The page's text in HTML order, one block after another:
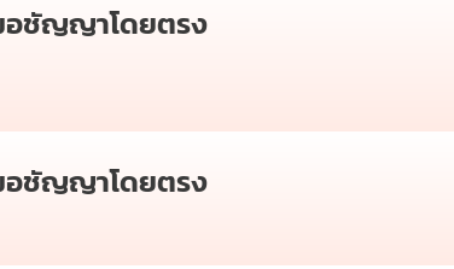
อชัญญาโดยตรง
อชัญญาโดยตรง